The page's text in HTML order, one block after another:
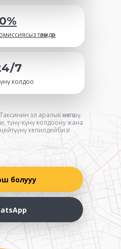
төлөмдөр
0%
7
колдоо
эл аралык өнөктөшү.
түнү-күнү колдоону жана
кепилдейбиз!
болууу